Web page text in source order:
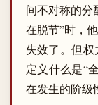
间不对称的分
在脱节”时，
失效了。但
定义什么是“
在发生的阶级